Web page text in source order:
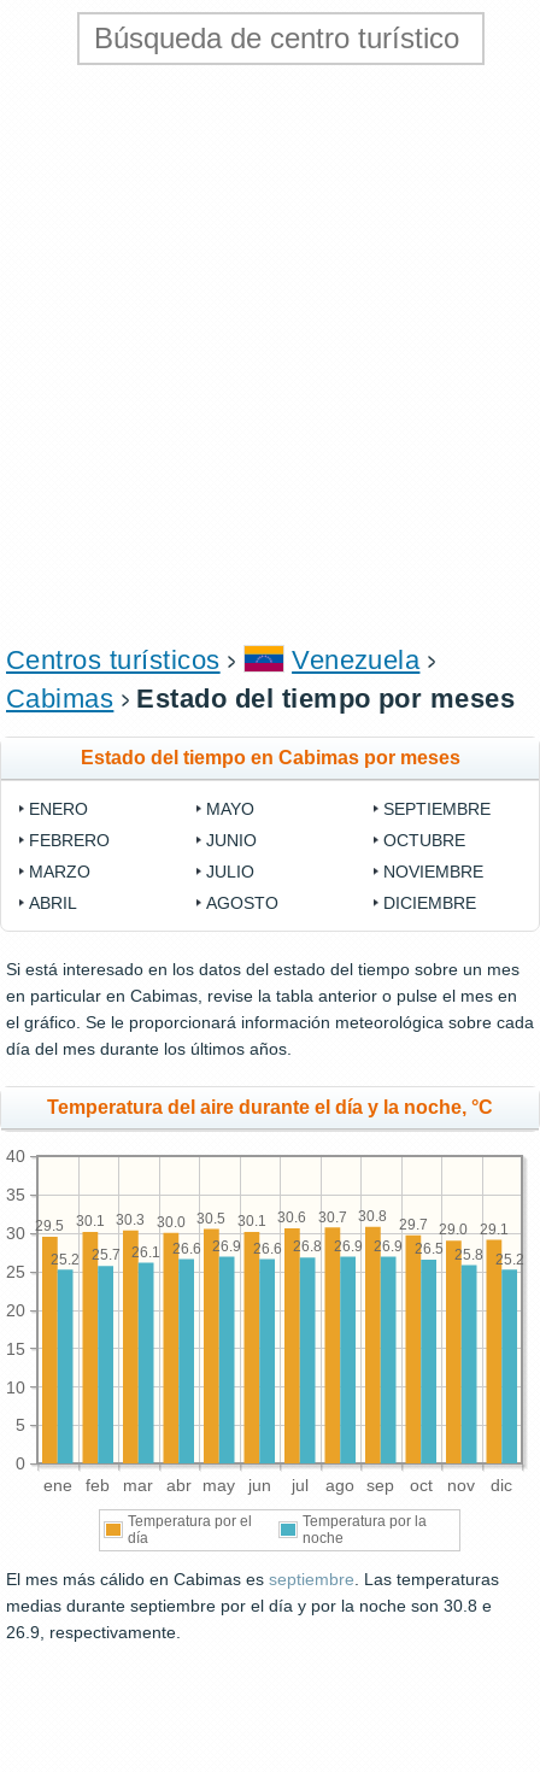
Centros turísticos
Venezuela
Cabimas
Estado del tiempo por meses
Estado del tiempo en Cabimas por meses
ENERO
FEBRERO
MARZO
ABRIL
MAYO
JUNIO
JULIO
AGOSTO
SEPTIEMBRE
OCTUBRE
NOVIEMBRE
DICIEMBRE
Si está interesado en los datos del estado del tiempo sobre un mes
en particular en Cabimas, revise la tabla anterior o pulse el mes en
el gráfico. Se le proporcionará información meteorológica sobre cada
día del mes durante los últimos años.
Temperatura del aire durante el día y la noche, °C
ene feb mar abr may jun jul ago sep oct nov dic
0
5
10
15
20
25
30
35
40
29.1
29.0
29.7
30.8
30.7
30.6
30.1
30.5
30.0
30.3
30.1
29.5
25.2
25.8
26.5
26.9
26.9
26.8
26.6
26.9
26.6
26.1
25.7
25.2
Temperatura por el
día
Temperatura por la
noche
El mes más cálido en Cabimas es septiembre. Las temperaturas
medias durante septiembre por el día y por la noche son 30.8 e
26.9, respectivamente.